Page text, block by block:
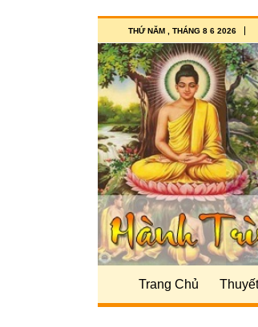
THỨ NĂM , THÁNG 8 6 2026
Trang Chủ